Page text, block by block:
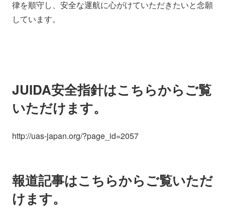
律を順守し、安全な運航に心がけていただきたいと念願
しています。
JUIDA安全指針はこちらからご覧
いただけます。
http://uas-japan.org/?page_id=2057
報道記事はこちらからご覧いただ
けます。